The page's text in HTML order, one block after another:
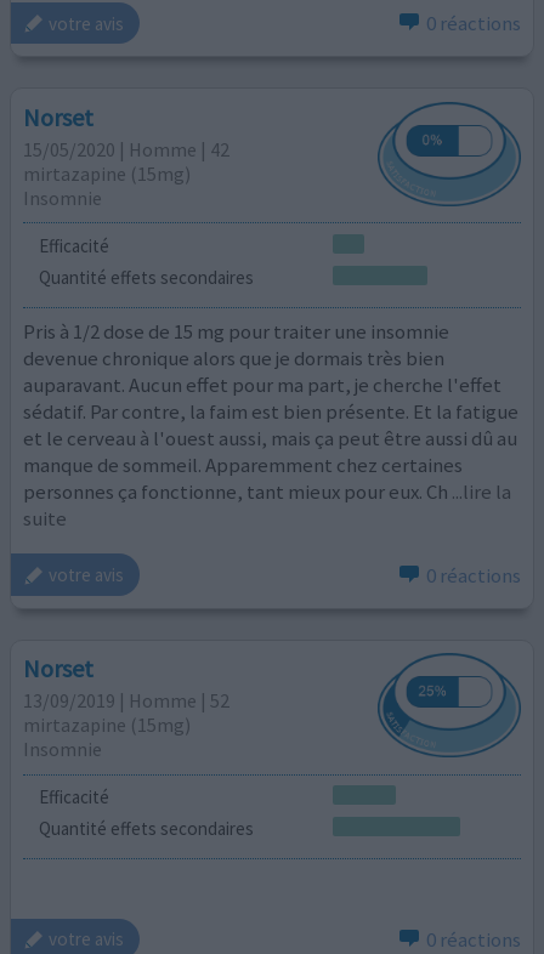
votre avis 0 réactions
Norset
15/05/2020 | Homme | 42
mirtazapine (15mg)
Insomnie
Efficacité
Quantité effets secondaires
Pris à 1/2 dose de 15 mg pour traiter une insomnie
devenue chronique alors que je dormais très bien
auparavant. Aucun effet pour ma part, je cherche l'effet
sédatif. Par contre, la faim est bien présente. Et la fatigue
et le cerveau à l'ouest aussi, mais ça peut être aussi dû au
manque de sommeil. Apparemment chez certaines
personnes ça fonctionne, tant mieux pour eux. Ch ...lire la
suite
votre avis 0 réactions
Norset
13/09/2019 | Homme | 52
mirtazapine (15mg)
Insomnie
Efficacité
Quantité effets secondaires
votre avis 0 réactions